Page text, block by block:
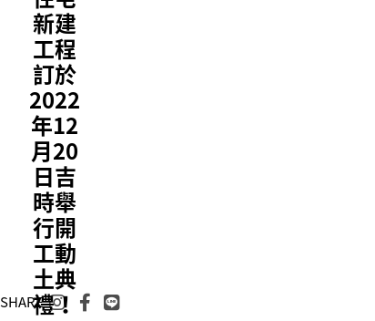
SHARE
新建
工程
訂於
2022
年12
月20
日吉
時舉
行開
工動
土典
禮！